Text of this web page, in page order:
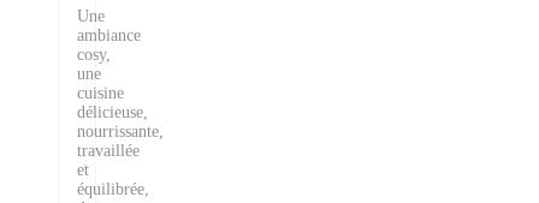
Une
ambiance
cosy,
une
cuisine
délicieuse,
nourrissante,
travaillée
et
équilibrée,